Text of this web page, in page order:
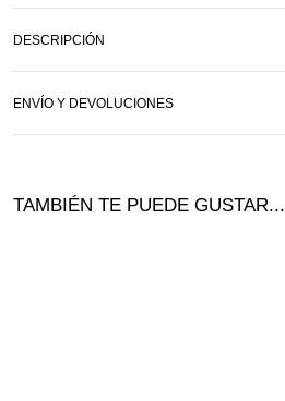
DESCRIPCIÓN
ENVÍO Y DEVOLUCIONES
TAMBIÉN TE PUEDE GUSTAR...